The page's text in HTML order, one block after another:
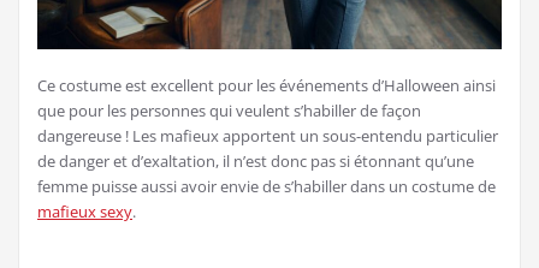
Ce costume est excellent pour les événements d’Halloween ainsi
que pour les personnes qui veulent s’habiller de façon
dangereuse ! Les mafieux apportent un sous-entendu particulier
de danger et d’exaltation, il n’est donc pas si étonnant qu’une
femme puisse aussi avoir envie de s’habiller dans un costume de
mafieux sexy.